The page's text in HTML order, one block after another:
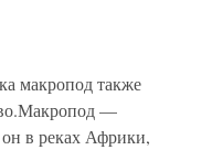
макропод также
—
в реках Африки,